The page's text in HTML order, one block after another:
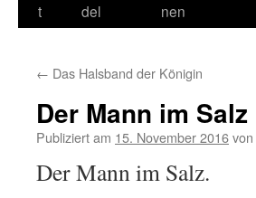
Inhalt
t
del
nen
← Das Halsband der Königin
Der Mann im Salz
Publiziert am 15. November 2016von
Der Mann im Salz.